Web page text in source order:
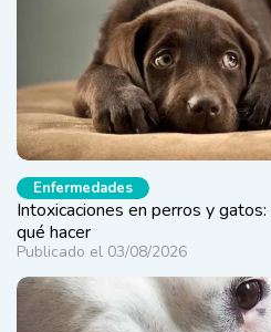
Enfermedades
Intoxicaciones en perros y
qué hacer
Publicado el 03/08/2026